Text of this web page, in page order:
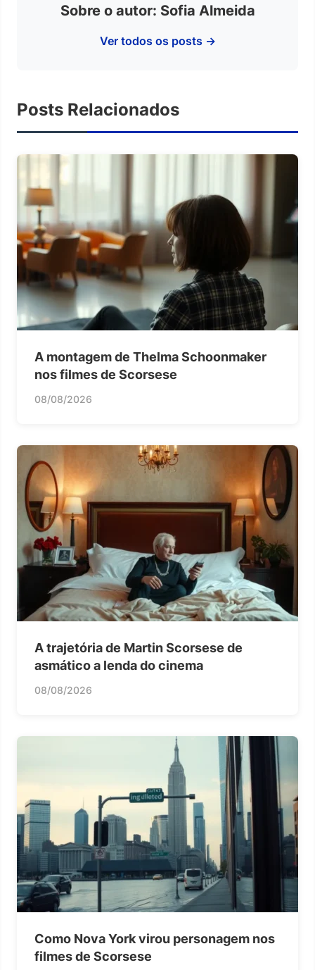
Sobre o autor: Sofia Almeida
Ver todos os posts →
Posts Relacionados
A montagem de Thelma Schoonmaker
nos filmes de Scorsese
08/08/2026
A trajetória de Martin Scorsese de
asmático a lenda do cinema
08/08/2026
Como Nova York virou personagem nos
filmes de Scorsese